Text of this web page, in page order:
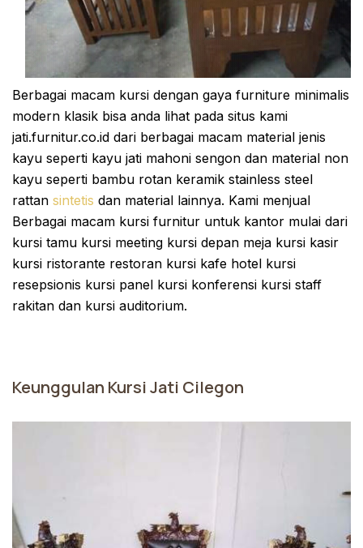
Berbagai macam kursi dengan gaya furniture minimalis
modern klasik bisa anda lihat pada situs kami
jati.furnitur.co.id dari berbagai macam material jenis
kayu seperti kayu jati mahoni sengon dan material non
kayu seperti bambu rotan keramik stainless steel
rattan sintetis dan material lainnya. Kami menjual
Berbagai macam kursi furnitur untuk kantor mulai dari
kursi tamu kursi meeting kursi depan meja kursi kasir
kursi ristorante restoran kursi kafe hotel kursi
resepsionis kursi panel kursi konferensi kursi staff
rakitan dan kursi auditorium.
Keunggulan Kursi Jati Cilegon